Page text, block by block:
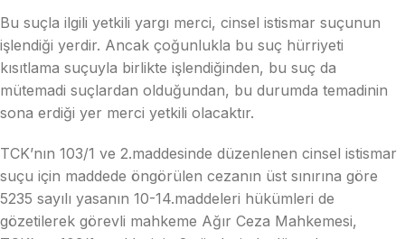
Bu suçla ilgili yetkili yargı merci, cinsel istismar suçunun
işlendiği yerdir. Ancak çoğunlukla bu suç hürriyeti
kısıtlama suçuyla birlikte işlendiğinden, bu suç da
mütemadi suçlardan olduğundan, bu durumda temadinin
sona erdiği yer merci yetkili olacaktır.
TCK’nın 103/1 ve 2.maddesinde düzenlenen cinsel istismar
suçu için maddede öngörülen cezanın üst sınırına göre
5235 sayılı yasanın 10-14.maddeleri hükümleri de
gözetilerek görevli mahkeme Ağır Ceza Mahkemesi,